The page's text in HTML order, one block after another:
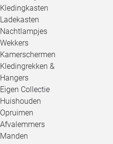
Kledingkasten
Ladekasten
Nachtlampjes
Wekkers
Kamerschermen
Kledingrekken &
Hangers
Eigen Collectie
Huishouden
Opruimen
Afvalemmers
Manden